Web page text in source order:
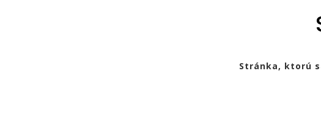
Stránka, ktorú